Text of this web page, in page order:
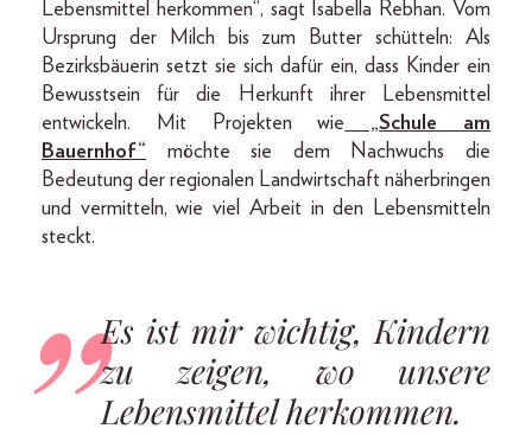
Lebensmittel herkommen“, sagt Isabella Rebhan. Vom
Ursprung der Milch bis zum Butter schütteln: Als
Bezirksbäuerin setzt sie sich dafür ein, dass Kinder ein
Bewusstsein für die Herkunft ihrer Lebensmittel
entwickeln. Mit Projekten wie „Schule am
Bauernhof“ möchte sie dem Nachwuchs die
Bedeutung der regionalen Landwirtschaft näherbringen
und vermitteln, wie viel Arbeit in den Lebensmitteln
steckt.
Es ist mir wichtig, Kindern
zu zeigen, wo unsere
Lebensmittel herkommen.